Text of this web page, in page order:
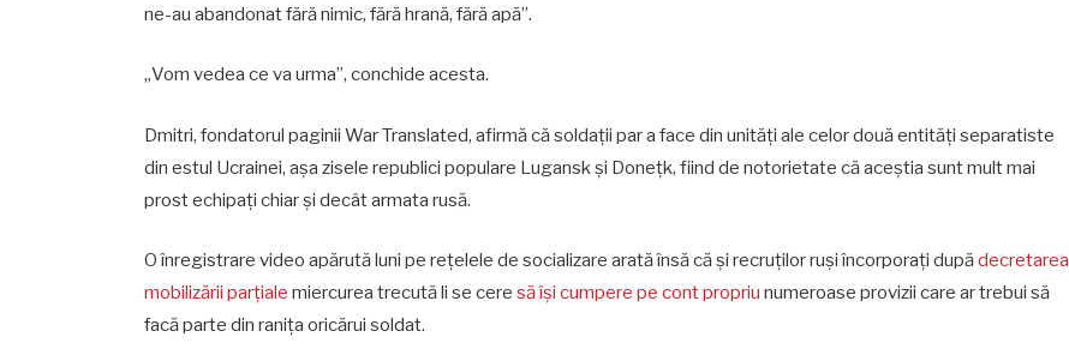
ne-au abandonat fără nimic, fără hrană, fără apă”.
„Vom vedea ce va urma”, conchide acesta.
Dmitri, fondatorul paginii War Translated, afirmă că soldații par a face din unități ale celor două entități separatiste
din estul Ucrainei, așa zisele republici populare Lugansk și Donețk, fiind de notorietate că aceștia sunt mult mai
prost echipați chiar și decât armata rusă.
O înregistrare video apărută luni pe rețelele de socializare arată însă că și recruților ruși încorporați dupădecretarea
mobilizării parțiale miercurea trecută li se cere să își cumpere pe cont propriu numeroase provizii care ar trebui să
facă parte din ranița oricărui soldat.